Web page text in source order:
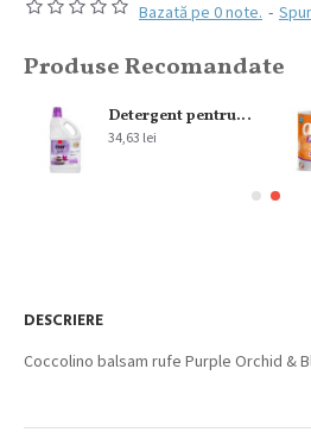
Bazată pe 0 note. -
Produse Recomandate
Detergent pentru pardoseala Sano Floor Fresh Home Spa 2L
34,63 lei
DESCRIERE
Coccolino balsam rufe Purple Orchid &